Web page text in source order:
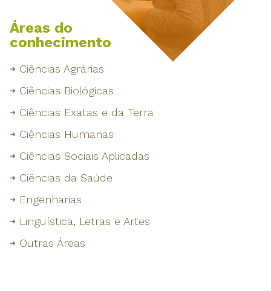
Áreas do
conhecimento
Ciências Agrárias
Ciências Biológicas
Ciências Exatas e da Terra
Ciências Humanas
Ciências Sociais Aplicadas
Ciências da Saúde
Engenharias
Linguística, Letras e Artes
Outras Áreas